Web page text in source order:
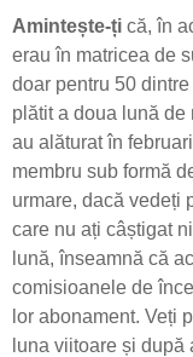
Amintește-ți că, în
erau în matricea de
doar pentru 50
plătit a doua lună de
au alăturat în
membru sub formă
urmare, dacă vedeți
care nu ați câștigat
lună, înseamnă că
comisioanele de
lor abonament. Veți
luna viitoare și după